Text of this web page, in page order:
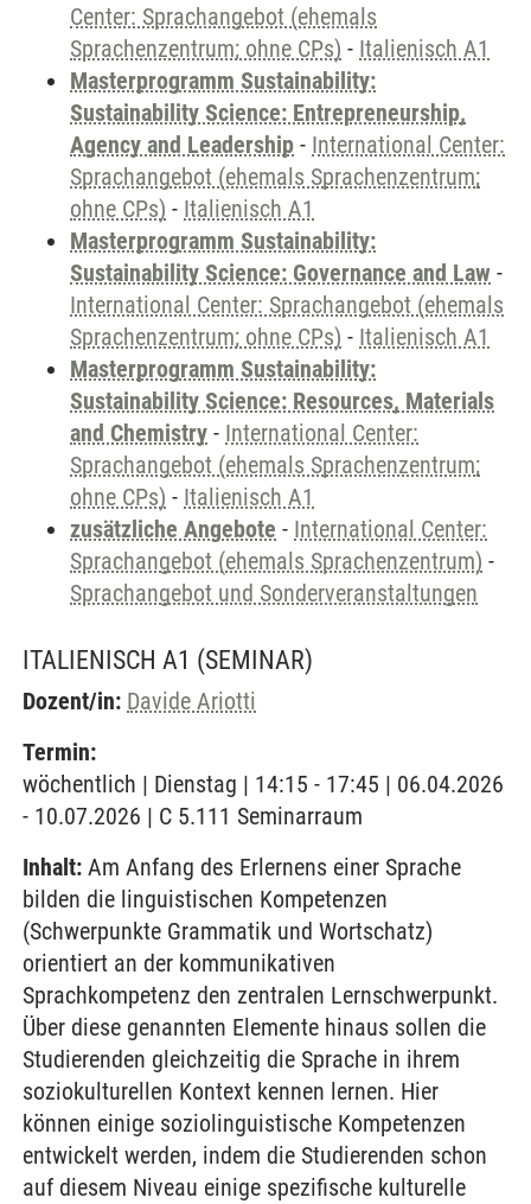
Center: Sprachangebot (ehemals
Sprachenzentrum; ohne CPs) - Italienisch A1
Masterprogramm Sustainability:
Sustainability Science: Entrepreneurship,
Agency and Leadership - International Center:
Sprachangebot (ehemals Sprachenzentrum;
ohne CPs) - Italienisch A1
Masterprogramm Sustainability:
Sustainability Science: Governance and Law -
International Center: Sprachangebot (ehemals
Sprachenzentrum; ohne CPs) - Italienisch A1
Masterprogramm Sustainability:
Sustainability Science: Resources, Materials
and Chemistry - International Center:
Sprachangebot (ehemals Sprachenzentrum;
ohne CPs) - Italienisch A1
zusätzliche Angebote - International Center:
Sprachangebot (ehemals Sprachenzentrum) -
Sprachangebot und Sonderveranstaltungen
ITALIENISCH A1 (SEMINAR)
Dozent/in: Davide Ariotti
Termin:
wöchentlich | Dienstag | 14:15 - 17:45 | 06.04.2026
- 10.07.2026 | C 5.111 Seminarraum
Inhalt: Am Anfang des Erlernens einer Sprache
bilden die linguistischen Kompetenzen
(Schwerpunkte Grammatik und Wortschatz)
orientiert an der kommunikativen
Sprachkompetenz den zentralen Lernschwerpunkt.
Über diese genannten Elemente hinaus sollen die
Studierenden gleichzeitig die Sprache in ihrem
soziokulturellen Kontext kennen lernen. Hier
können einige soziolinguistische Kompetenzen
entwickelt werden, indem die Studierenden schon
auf diesem Niveau einige spezifische kulturelle